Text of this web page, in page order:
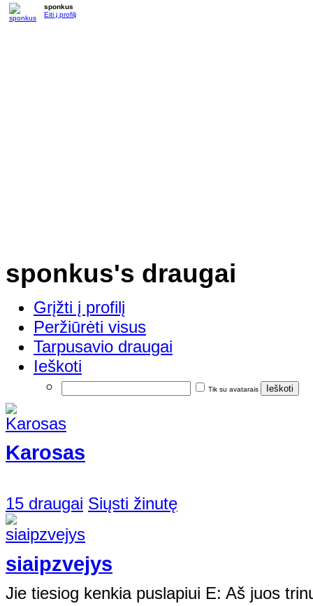
sponkus
Eiti į profilį
sponkus's draugai
Grįžti į profilį
Peržiūrėti visus
Tarpusavio draugai
Ieškoti
Tik su avatarais
Karosas
15 draugai Siųsti žinutę
siaipzvejys
Jie tiesiog kenkia puslapiui E: Aš juos